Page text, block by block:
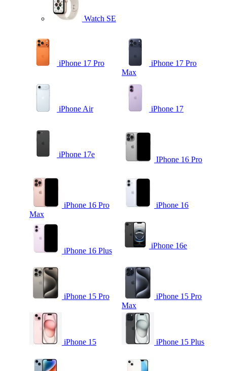
Watch SE
iPhone 17 Pro
iPhone 17 Pro
Max
iPhone Air iPhone 17
iPhone 17e
IPhone 16 Pro
iPhone 16 Pro
Max
iPhone 16
iPhone 16 Plus
iPhone 16e
iPhone 15 Pro
iPhone 15 Pro
Max
iPhone 15 iPhone 15 Plus